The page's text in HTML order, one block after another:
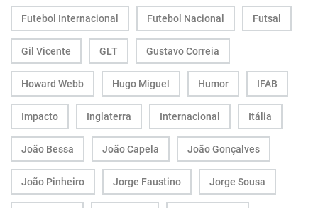
Futebol Internacional Futebol Nacional Futsal
Gil Vicente GLT Gustavo Correia
Howard Webb Hugo Miguel Humor IFAB
Impacto Inglaterra Internacional Itália
João Bessa João Capela João Gonçalves
João Pinheiro Jorge Faustino Jorge Sousa